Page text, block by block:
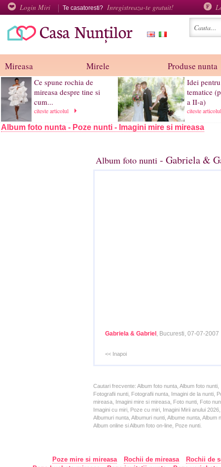
Login Miri Te casatoresti? Inregistreaza-te gratuit!
Mireasa Mirele Produse nunta
Ce spune rochia de
mireasa despre tine si
cum...
citeste articolul
Idei
tematice
a II-a)
citeste
Album foto nunta - Poze nunti - Imagini mire si mireasa
Album foto nunti - Gabriela &
Gabriela & Gabriel , Bucuresti, 07-07-2007
<< Inapoi
Cautari frecvente: Album foto nunta, Album foto
Fotografii nunti, Fotografii nunta, Imagini de la nunti,
mireasa, Imagini mire si mireasa, Foto nunti, Foto
Imagini cu miri, Poze cu miri, Imagini Mirii anului
Albumuri nunta, Albumuri nunti, Albume nunta,
Album online si Album foto on-line, Poze nunti.
Poze mire si mireasa Rochii de mireasa
Rochii de